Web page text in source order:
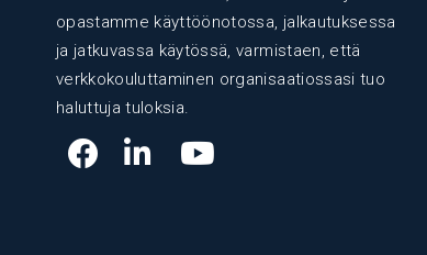
opastamme käyttöönotossa, jalkautuksessa
ja jatkuvassa käytössä, varmistaen, että
verkkokouluttaminen organisaatiossasi tuo
haluttuja tuloksia.